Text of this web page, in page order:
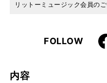
リットーミュージック会員の
FOLLOW
k
内容